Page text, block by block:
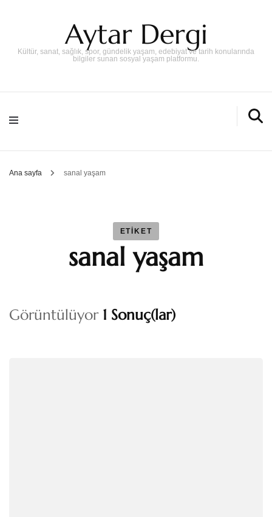
Aytar Dergi
Kültür, sanat, sağlık, spor, gündelik yaşam, edebiyat ve tarih konularında
bilgiler sunan sosyal yaşam platformu.
Ana sayfa sanal yaşam
ETIKET
sanal yaşam
Görüntülüyor 1 Sonuç(lar)